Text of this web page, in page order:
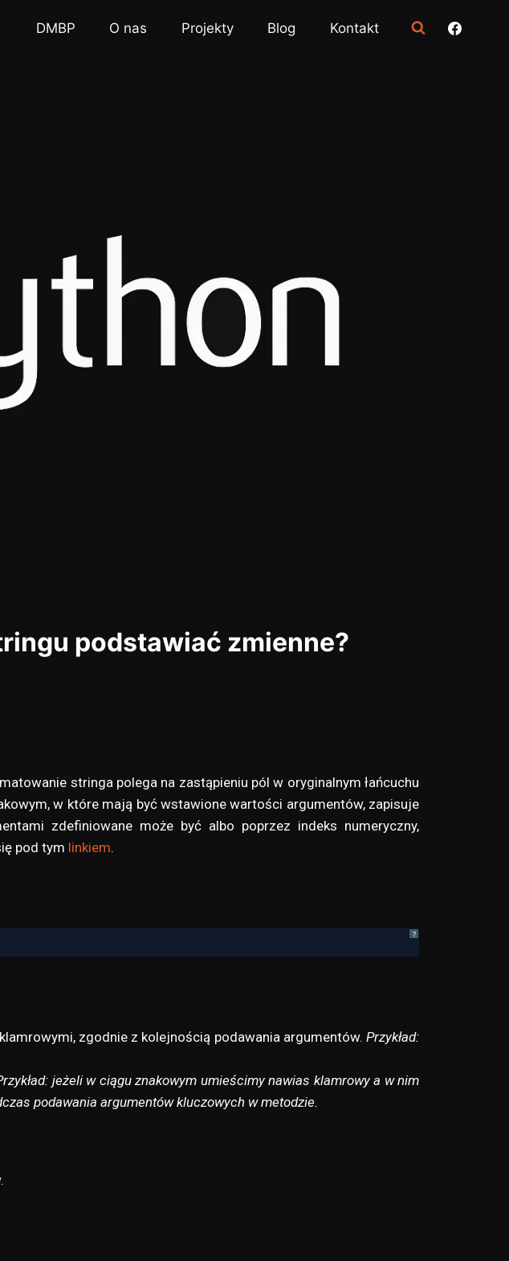
DMBP O nas Projekty Blog Kontakt
podstawiać zmienne?
stringa polega na zastąpieniu pól w oryginalnym łańcuchu
w które mają być wstawione wartości argumentów, zapisuje
zdefiniowane może być albo poprzez indeks numeryczny,
pod tym linkiem.
?
zgodnie z kolejnością podawania argumentów. Przykład:
jeżeli w ciągu znakowym umieścimy nawias klamrowy a w nim
podawania argumentów kluczowych w metodzie.